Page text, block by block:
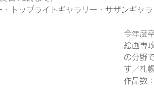
・トップライトギャラリー・サザンギャラ
今年度
絵画専
の分野
す／札
作品数